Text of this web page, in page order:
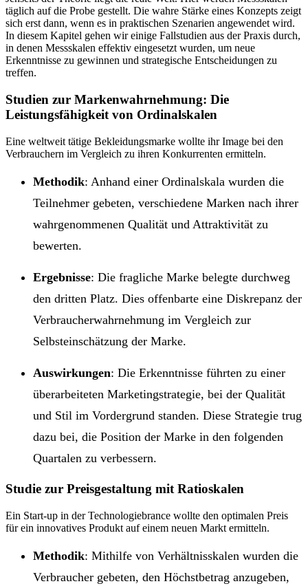
täglich auf die Probe gestellt. Die wahre Stärke eines Konzepts zeigt
sich erst dann, wenn es in praktischen Szenarien angewendet wird.
In diesem Kapitel gehen wir einige Fallstudien aus der Praxis durch,
in denen Messskalen effektiv eingesetzt wurden, um neue
Erkenntnisse zu gewinnen und strategische Entscheidungen zu
treffen.
Studien zur Markenwahrnehmung: Die
Leistungsfähigkeit von Ordinalskalen
Eine weltweit tätige Bekleidungsmarke wollte ihr Image bei den
Verbrauchern im Vergleich zu ihren Konkurrenten ermitteln.
Methodik: Anhand einer Ordinalskala wurden die
Teilnehmer gebeten, verschiedene Marken nach ihrer
wahrgenommenen Qualität und Attraktivität zu
bewerten.
Ergebnisse: Die fragliche Marke belegte durchweg
den dritten Platz. Dies offenbarte eine Diskrepanz der
Verbraucherwahrnehmung im Vergleich zur
Selbsteinschätzung der Marke.
Auswirkungen: Die Erkenntnisse führten zu einer
überarbeiteten Marketingstrategie, bei der Qualität
und Stil im Vordergrund standen. Diese Strategie trug
dazu bei, die Position der Marke in den folgenden
Quartalen zu verbessern.
Studie zur Preisgestaltung mit Ratioskalen
Ein Start-up in der Technologiebrance wollte den optimalen Preis
für ein innovatives Produkt auf einem neuen Markt ermitteln.
Methodik: Mithilfe von Verhältnisskalen wurden die
Verbraucher gebeten, den Höchstbetrag anzugeben,